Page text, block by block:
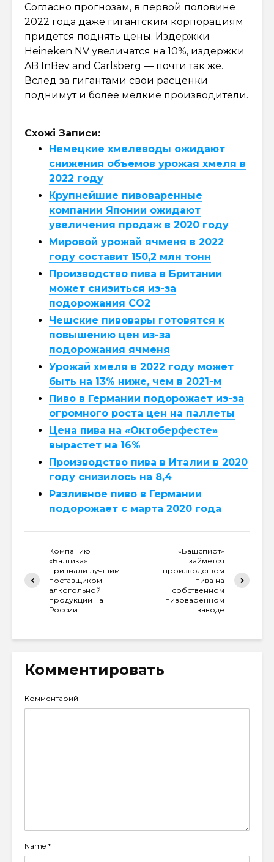
Согласно прогнозам, в первой половине
2022 года даже гигантским корпорациям
придется поднять цены. Издержки
Heineken NV увеличатся на 10%, издержки
AB InBev and Carlsberg — почти так же.
Вслед за гигантами свои расценки
поднимут и более мелкие производители.
Схожі Записи:
Немецкие хмелеводы ожидают
снижения объемов урожая хмеля в
2022 году
Крупнейшие пивоваренные
компании Японии ожидают
увеличения продаж в 2020 году
Мировой урожай ячменя в 2022
году составит 150,2 млн тонн
Производство пива в Британии
может снизиться из-за
подорожания CO2
Чешские пивовары готовятся к
повышению цен из-за
подорожания ячменя
Урожай хмеля в 2022 году может
быть на 13% ниже, чем в 2021-м
Пиво в Германии подорожает из-за
огромного роста цен на паллеты
Цена пива на «Октоберфесте»
вырастет на 16%
Производство пива в Италии в 2020
году снизилось на 8,4
Разливное пиво в Германии
подорожает с марта 2020 года
Компанию
«Балтика»
признали лучшим
поставщиком
алкогольной
продукции на
России
«Башспирт»
займется
производством
пива на
собственном
пивоваренном
заводе
Комментировать
Комментарий
Name *